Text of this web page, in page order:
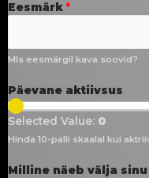
Eesmärk *
MIs eesmärgil kava soovid?
Päevane aktiivsus
Selected Value: 0
Hinda 10-palli skaalal kui
Milline näeb välja